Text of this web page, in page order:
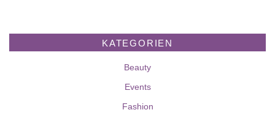
KATEGORIEN
Beauty
Events
Fashion